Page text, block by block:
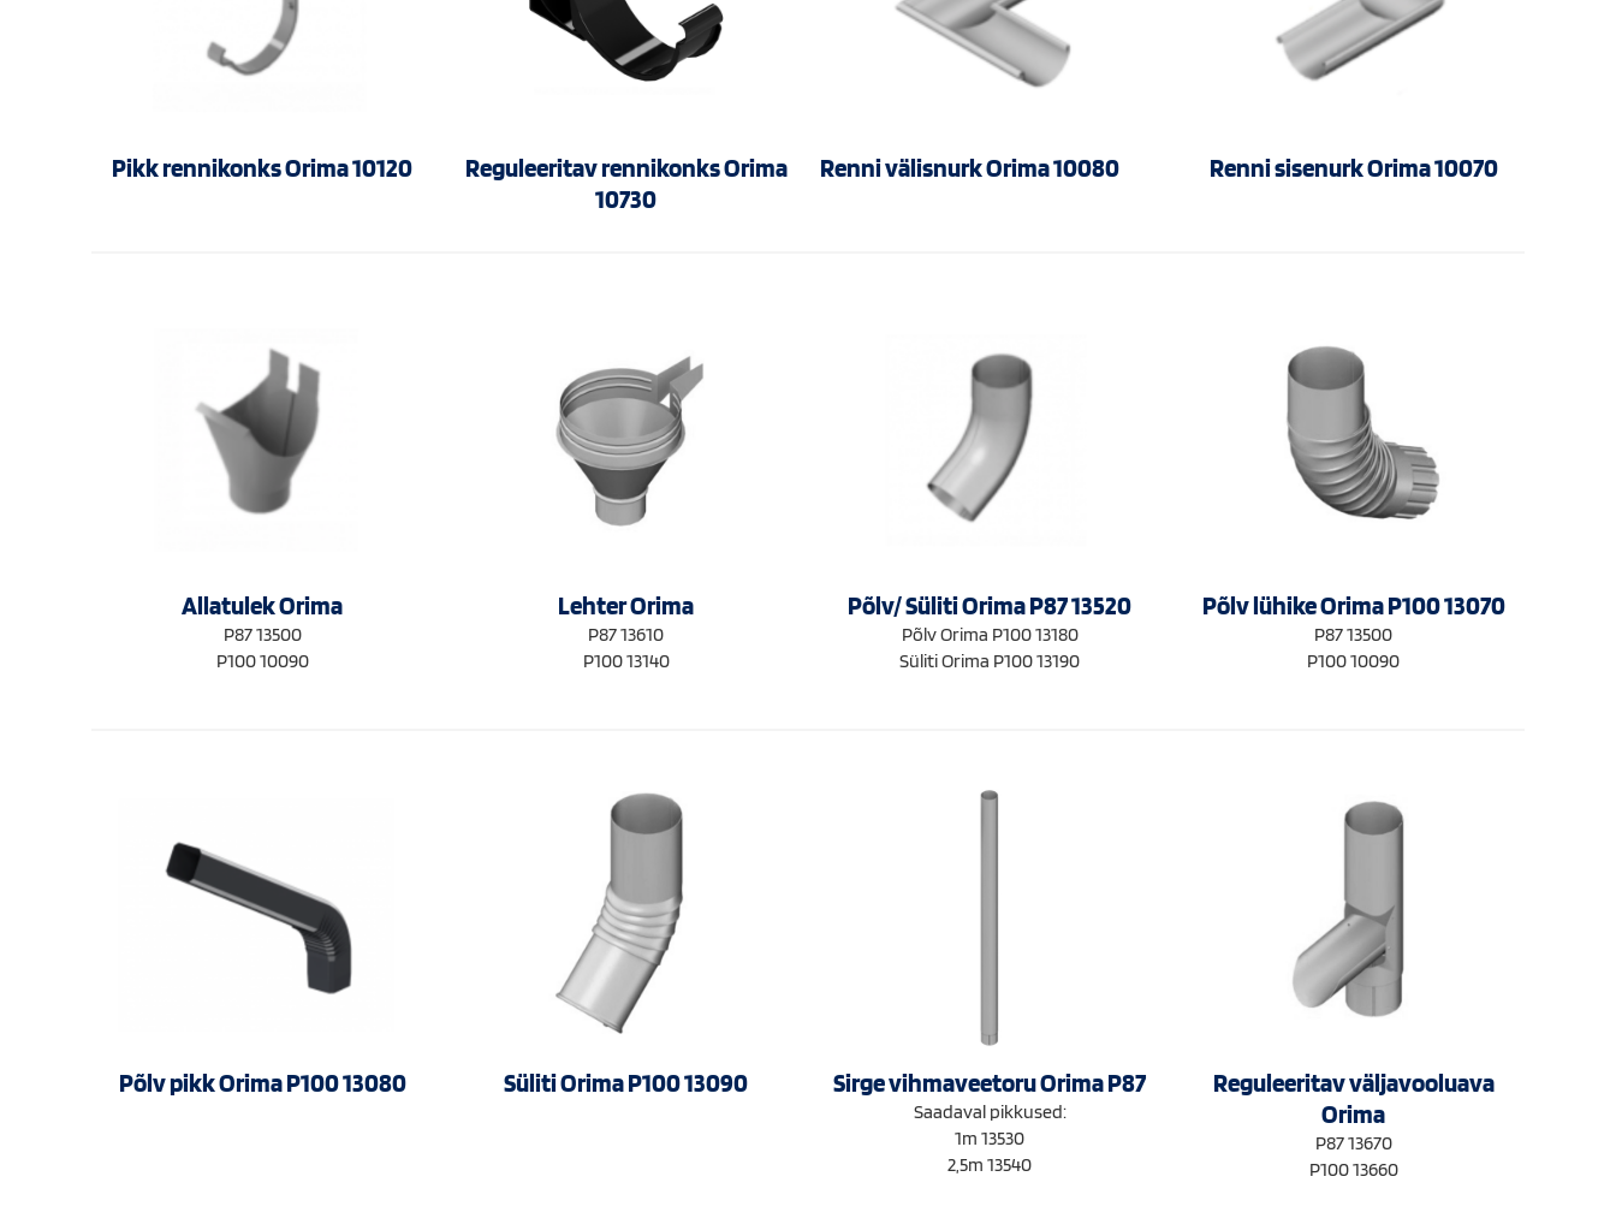
Pikk rennikonks Orima 10120
Reguleeritav rennikonks Orima
10730
Renni välisnurk Orima 10080 Renni sisenurk Orima 10070
Allatulek Orima
P87 13500
P100 10090
Lehter Orima
P87 13610
P100 13140
Põlv/ Süliti Orima P87 13520
Põlv Orima P100 13180
Süliti Orima P100 13190
Põlv lühike Orima P100 13070
P87 13500
P100 10090
Põlv pikk Orima P100 13080 Süliti Orima P100 13090 Sirge vihmaveetoru Orima P87
Saadaval pikkused:
1m 13530
2,5m 13540
Reguleeritav väljavooluava
Orima
P87 13670
P100 13660